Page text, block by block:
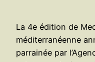
La 4e édition de
méditerranéenne
parrainée par